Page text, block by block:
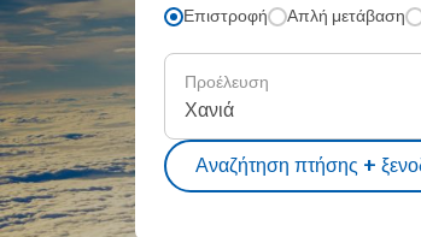
Επιστροφή Απλή μετάβαση
Προέλευση
Αναζήτηση πτήσης +